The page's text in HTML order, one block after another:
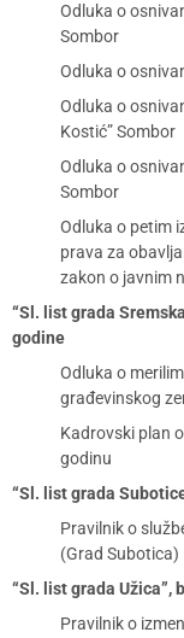
Odluka o
Sombor
Odluka o
Odluka o
Kostić” Sombor
Odluka o
Sombor
Odluka o petim
prava za
zakon o javnim
“Sl. list grada
godine
Odluka o
građevinskog
Kadrovski plan
godinu
“Sl. list grada
Pravilnik o
(Grad Subotica)
“Sl. list grada Užica”,
Pravilnik o